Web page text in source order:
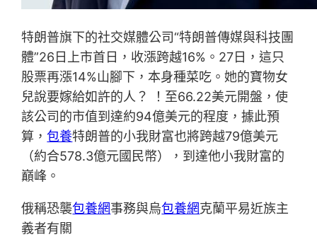
特朗普旗下的社交媒體公司“特朗普傳媒與科技團
體”26日上市首日，收漲跨越16%。27日，這只
股票再漲14%山腳下，本身種菜吃。她的寶物女
兒說要嫁給如許的人？ ！至66.22美元開盤，使
該公司的市值到達約94億美元的程度，據此預
算，包養特朗普的小我財富也將跨越79億美元
（約合578.3億元國民幣），到達他小我財富的
巔峰。
俄稱恐襲包養網事務與烏包養網克蘭平易近族主
義者有關